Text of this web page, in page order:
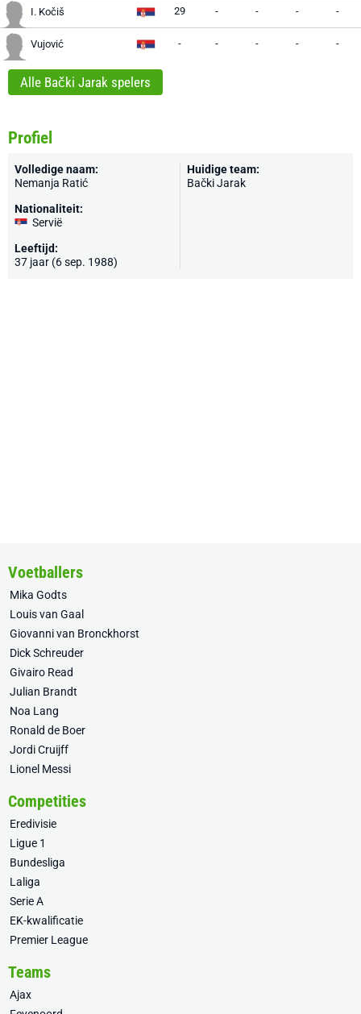
I. Kočiš 29 - - - -
Vujović - - - - -
Alle Bački Jarak spelers
Profiel
Volledige naam:
Nemanja Ratić
Nationaliteit:
Servië
Leeftijd:
37 jaar (6 sep. 1988)
Huidige team:
Bački Jarak
Voetballers
Mika Godts
Louis van Gaal
Giovanni van Bronckhorst
Dick Schreuder
Givairo Read
Julian Brandt
Noa Lang
Ronald de Boer
Jordi Cruijff
Lionel Messi
Competities
Eredivisie
Ligue 1
Bundesliga
Laliga
Serie A
EK-kwalificatie
Premier League
Teams
Ajax